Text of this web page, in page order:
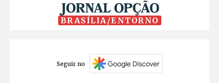
BRASÍLIA/ENTORNO
Seguir no